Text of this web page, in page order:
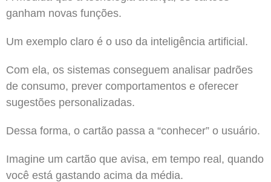
ganham novas funções.
Um exemplo claro é o uso da inteligência artificial.
Com ela, os sistemas conseguem analisar padrões
de consumo, prever comportamentos e oferecer
sugestões personalizadas.
Dessa forma, o cartão passa a “conhecer” o usuário.
Imagine um cartão que avisa, em tempo real, quando
você está gastando acima da média.